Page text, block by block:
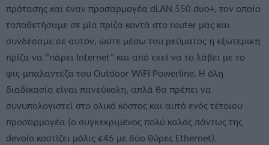
πρότασης και έναν προσαρμογέα dLAN 550 duo+, τον οποίο
τοποθετήσαμε σε μία πρίζα κοντά στο router μας και
συνδέσαμε σε αυτόν, ώστε μέσω του ρεύματος η εξωτερική
πρίζα να "πάρει Internet" και από εκεί να το λάβει με το
φις-μπαλαντέζα του Outdoor WiFi Powerline. Η όλη
διαδικασία είναι πανεύκολη, απλά θα πρέπει να
συνυπολογιστεί στο ολικό κόστος και αυτό ενός τέτοιου
προσαρμογέα (ο συγκεκριμένος πολύ καλός πάντως της
devolo κοστίζει μόλις €45 με δύο θύρες Ethernet).